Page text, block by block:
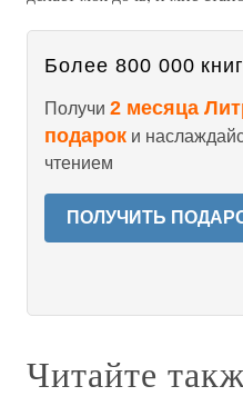
Более 800 000
Получи 2 месяца
подарок и
чтением
ПОЛУЧИТЬ
Читайте